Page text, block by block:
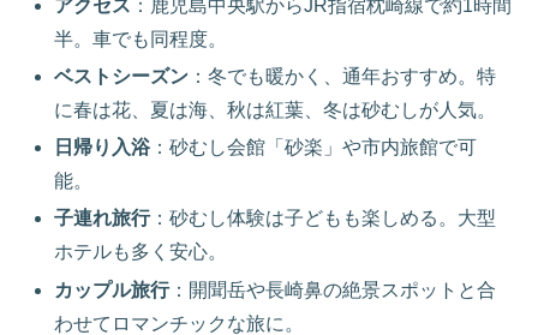
アクセス ：鹿児島中央駅からJR指宿枕崎線で約1時間
半。車でも同程度。
ベストシーズン ：冬でも暖かく、通年おすすめ。特
に春は花、夏は海、秋は紅葉、冬は砂むしが人気。
日帰り入浴 ：砂むし会館「砂楽」や市内旅館で可
能。
子連れ旅行：砂むし体験は子どもも楽しめる。大型
ホテルも多く安心。
カップル旅行：開聞岳や長崎鼻の絶景スポットと合
わせてロマンチックな旅に。